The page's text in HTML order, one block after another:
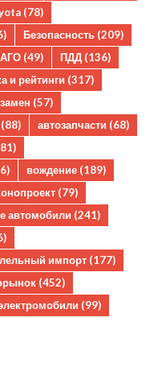
(78)
Безопасность (209)
(49) ПДД (136)
и рейтинги (317)
(57)
(88) автозапчасти (68)
вождение (189)
(79)
автомобили (241)
импорт (177)
(452)
(99)